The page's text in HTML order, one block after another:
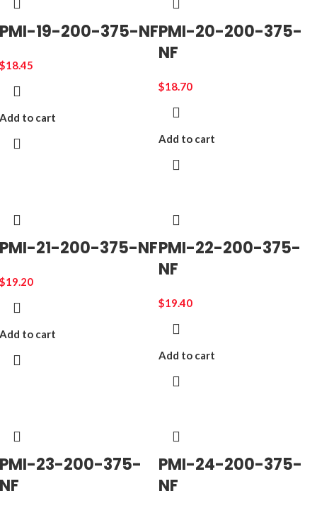
PMI-19-200-375-NF
$18.45
Add to cart
PMI-20-200-375-
NF
$18.70
Add to cart
PMI-21-200-375-NF
$19.20
Add to cart
PMI-22-200-375-
NF
$19.40
Add to cart
PMI-23-200-375-
NF
PMI-24-200-375-
NF